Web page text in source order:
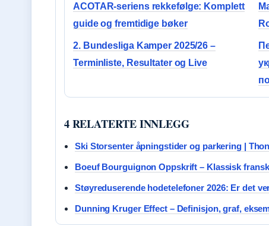
ACOTAR-seriens rekkefølge: Komplett
guide og fremtidige bøker
2. Bundesliga Kamper 2025/26 –
Terminliste, Resultater og Live
4 RELATERTE INNLEGG
Ski Storsenter åpningstider og parkering |
Boeuf Bourguignon Oppskrift – Klassisk
Støyreduserende hodetelefoner 2026: Er det
Dunning Kruger Effect – Definisjon, graf,